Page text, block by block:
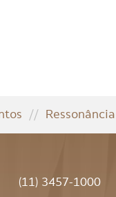
//
(11) 3457-1000